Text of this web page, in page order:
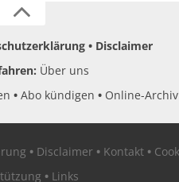
Disclaimer
Über uns
Abo kündigen Online-Archiv
Disclaimer Kontakt
Links